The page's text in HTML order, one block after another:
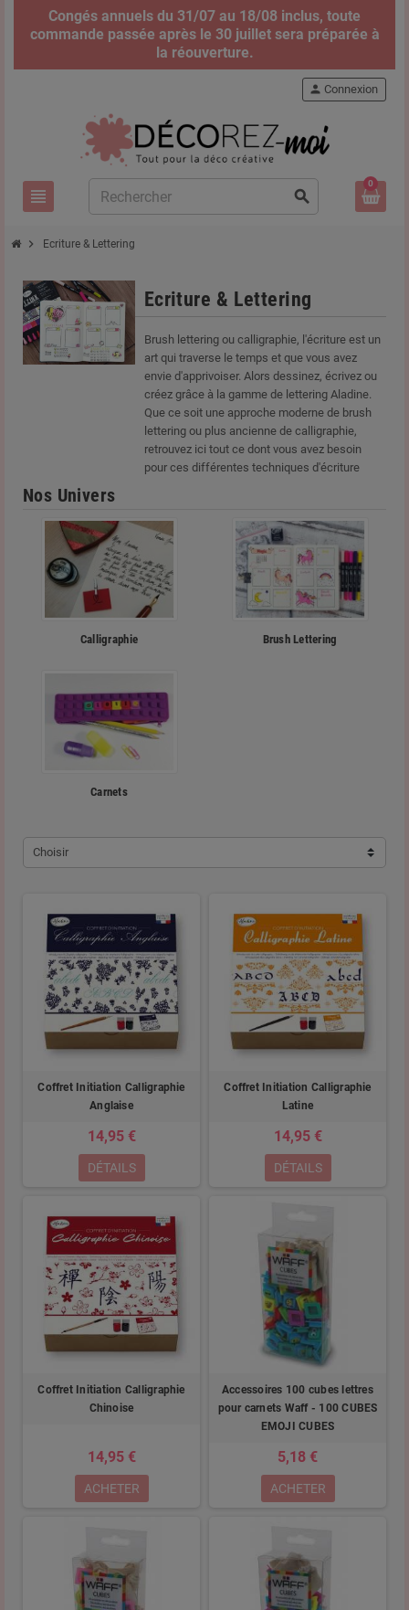
Congés annuels du 31/07 au 18/08 inclus, toute
commande passée après le 30 juillet sera préparée à
la réouverture.
view_headline search
person Connexion
0
chevron_right Ecriture & Lettering
Ecriture & Lettering
Brush lettering ou calligraphie, l'écriture est un
art qui traverse le temps et que vous avez
envie d'apprivoiser. Alors dessinez, écrivez ou
créez grâce à la gamme de lettering Aladine.
Que ce soit une approche moderne de brush
lettering ou plus ancienne de calligraphie,
retrouvez ici tout ce dont vous avez besoin
pour ces différentes techniques d'écriture
Nos Univers
Calligraphie Brush Lettering
Carnets
Choisir
Coffret Initiation Calligraphie
Anglaise
14,95 €
DÉTAILS
Coffret Initiation Calligraphie
Latine
14,95 €
DÉTAILS
Coffret Initiation Calligraphie
Chinoise
14,95 €
ACHETER
Accessoires 100 cubes lettres
pour carnets Waff - 100 CUBES
EMOJI CUBES
5,18 €
ACHETER